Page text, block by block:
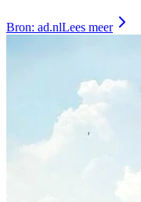
Bron: ad.nlLees meer